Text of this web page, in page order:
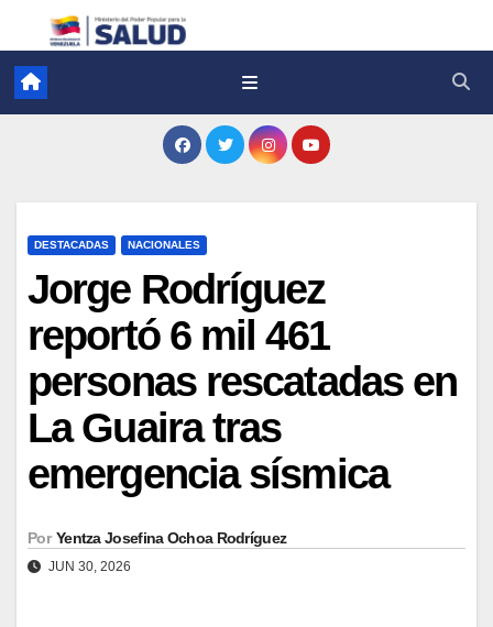
DESTACADAS NACIONALES
Jorge Rodríguez
reportó 6 mil 461
personas rescatadas en
La Guaira tras
emergencia sísmica
Por Yentza Josefina Ochoa Rodríguez
JUN 30, 2026